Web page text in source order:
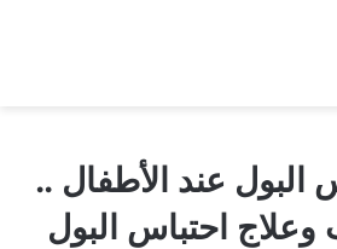
البول عند الأطفال ..
احتباس البول